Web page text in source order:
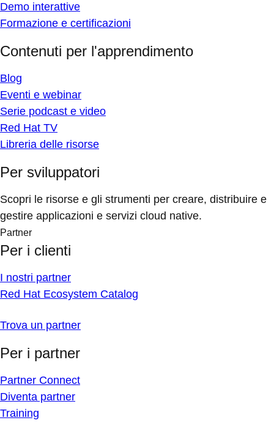
Demo interattive
Formazione e certificazioni
Contenuti per l'apprendimento
Blog
Eventi e webinar
Serie podcast e video
Red Hat TV
Libreria delle risorse
Per sviluppatori
Scopri le risorse e gli strumenti per creare, distribuire e
gestire applicazioni e servizi cloud native.
Partner
Per i clienti
I nostri partner
Red Hat Ecosystem Catalog
Trova un partner
Per i partner
Partner Connect
Diventa partner
Training